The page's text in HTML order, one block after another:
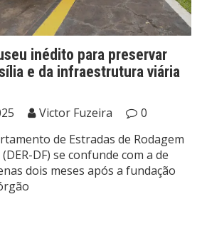
inédito para preservar
e da infraestrutura viária
Victor Fuzeira
0
de Estradas de Rodagem
DF) se confunde com a de
dois meses após a fundação